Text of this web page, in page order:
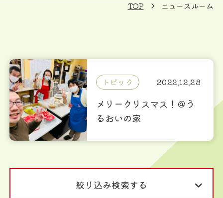
TOP ニュースルーム
トピック 2022.12.28
メリークリスマス！＠う
るおいの家
絞り込み検索する